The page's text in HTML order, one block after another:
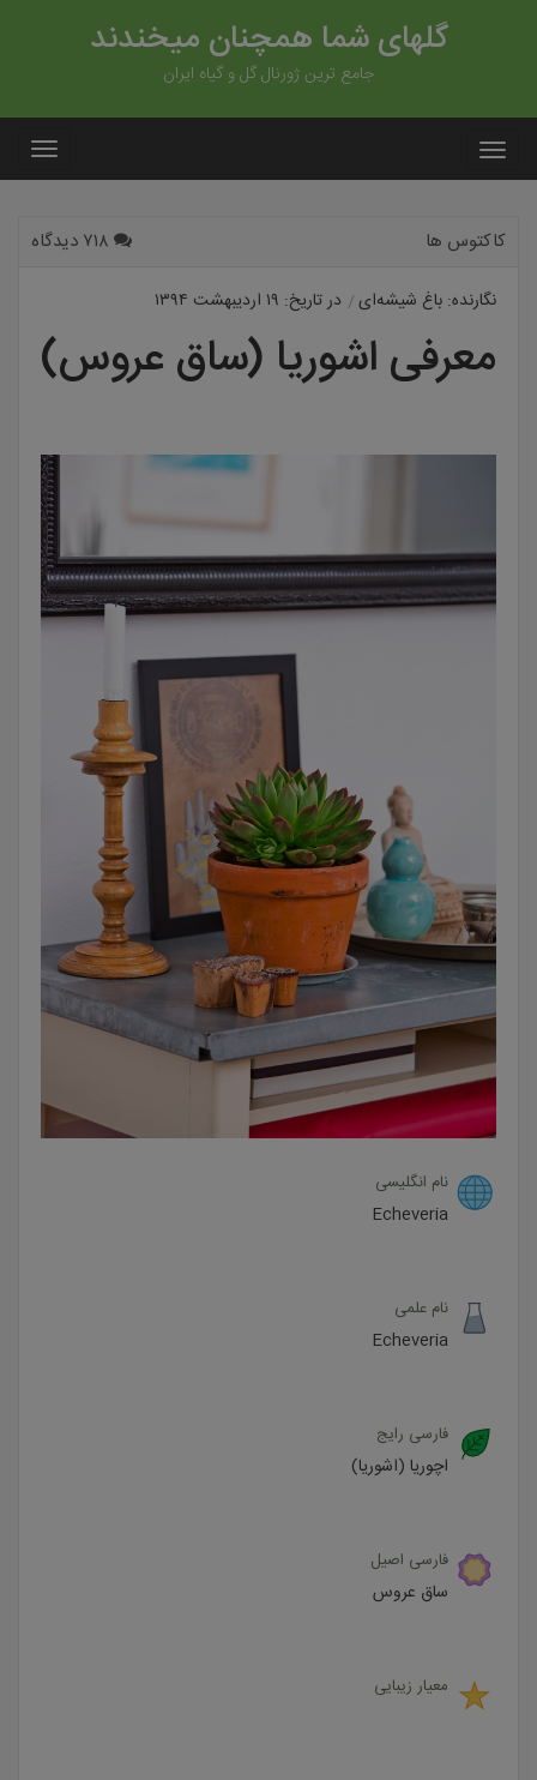
گلهای شما همچنان میخندند
جامع ترین ژورنال گل و گیاه ایران
کاکتوس ها
نگارنده: باغ شیشه‌ای در تاریخ: ۱۹ اردیبهشت ۱۳۹۴
معرفی اشوریا (ساق عروس)
نام انگلیسی
Echeveria
نام علمی
Echeveria
فارسی رایج
اچوریا (اشوریا)
فارسی اصیل
ساق عروس
معیار زیبایی